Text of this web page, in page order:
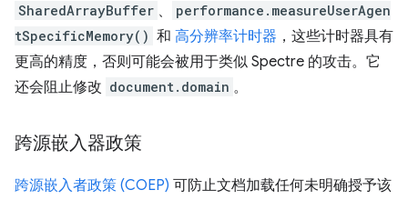
SharedArrayBuffer 、
performance.measureUserAgen
tSpecificMemory() 和 高分辨率计时器 ，这些计时器具有
更高的精度，否则可能会被用于类似 Spectre 的攻击。它
还会阻止修改 document.domain 。
跨源嵌入器政策
跨源嵌入者政策 (COEP) 可防止文档加载任何未明确授予该